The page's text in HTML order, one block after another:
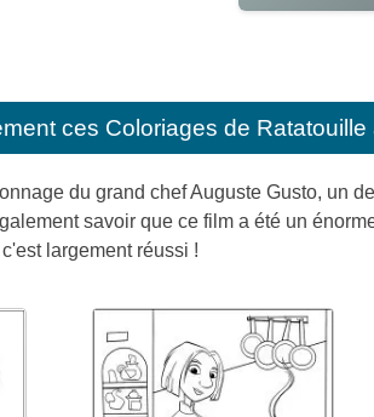
ces Coloriages de
du grand chef Auguste Gusto, un
savoir que ce film a été un
largement réussi !